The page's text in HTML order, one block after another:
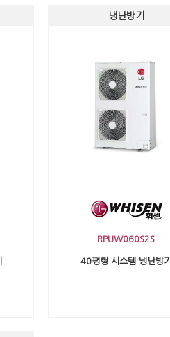
냉난방기
RPUW060S2S
40평형 시스템 냉난방기